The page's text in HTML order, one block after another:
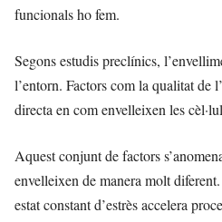
funcionals ho fem.
Segons estudis preclínics,
l’entorn. Factors com la qualitat de
directa en com envelleixen les
Aquest conjunt de factors
envelleixen de manera molt
estat constant d’estrès accelera